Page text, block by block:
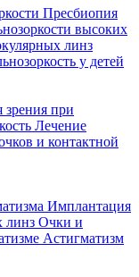
Пресбиопия
высоких
линз
у детей
зрения при
Лечение
и контактной
Имплантация
линз Очки и
Астигматизм